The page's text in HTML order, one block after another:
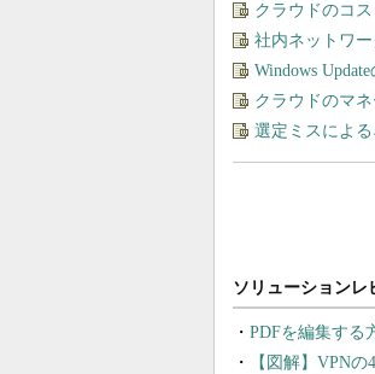
クラウドのコ
社内ネットワ
Windows
クラウドのマ
選定ミスによ
PDFを編集する
【図解】VPN